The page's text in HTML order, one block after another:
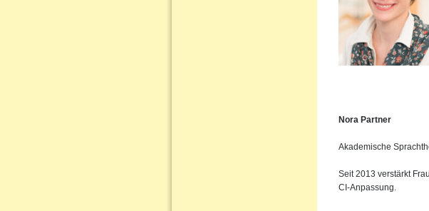
Nora Partner
Akademische
Seit 2013 verstärkt
CI-Anpassung.